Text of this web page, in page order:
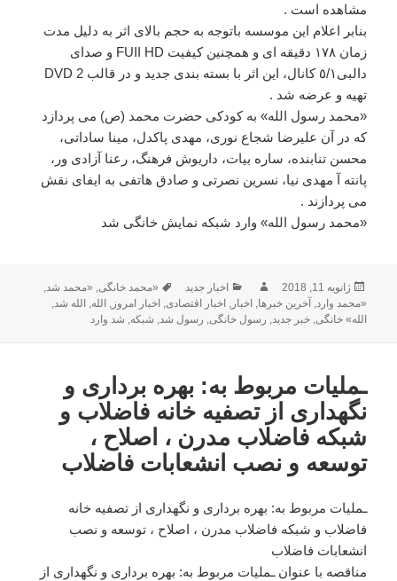
مشاهده است .
بنابر اعلام این موسسه باتوجه به حجم بالاى اثر به دلیل مدت
زمان ١٧٨ دقیقه اى و همچنین کیفیت FUII HD و صداى
دالبى٥/١ کانال، این اثر با بسته بندى جدید و در قالب 2 DVD
تهیه و عرضه شد .
«محمد رسول الله» به کودکی حضرت محمد (ص) می پردازد
که در آن علیرضا شجاع نوری، مهدی پاکدل، مینا ساداتی،
محسن تنابنده، ساره بیات، داریوش فرهنگ، رعنا آزادی ور،
پانته آ مهدی نیا، نسرین نصرتی و صادق هاتفی به ایفای نقش
می پردازند .
«محمد رسول الله» وارد شبکه نمایش خانگی شد
ارسال
شده
در
ژانویه 11, 2018 نویسندهدسته‌ها
اخبار جدید برچسب‌ها
«محمد خانگی «محمد شد
«محمد وارد ,آخرین خبرها ,اخبار ,اخبار اقتصادی ,اخبار امروز ,الله ,الله شد
الله» خانگی ,خبر جدید رسول خانگی رسول شد شبکه شد وارد
ـملیات مربوط به: بهره برداری و
نگهداری از تصفیه خانه فاضلاب و
شبکه فاضلاب مدرن ، اصلاح ،
توسعه و نصب انشعابات فاضلاب
ـملیات مربوط به: بهره برداری و نگهداری از تصفیه خانه
فاضلاب و شبکه فاضلاب مدرن ، اصلاح ، توسعه و نصب
انشعابات فاضلاب
مناقصه با عنوان ـملیات مربوط به: بهره برداری و نگهداری از